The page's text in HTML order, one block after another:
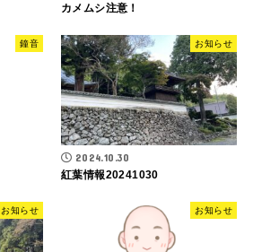
カメムシ注意！
鐘音 お知らせ
2024.10.30
紅葉情報20241030
お知らせ お知らせ